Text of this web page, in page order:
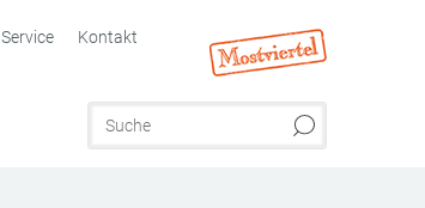
Service Kontakt